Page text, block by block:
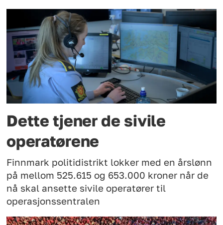
Dette tjener de sivile
operatørene
Finnmark politidistrikt lokker med en årslønn
på mellom 525.615 og 653.000 kroner når de
nå skal ansette sivile operatører til
operasjonssentralen